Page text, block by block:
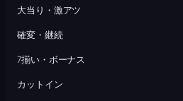
大当り・激アツ
確変・継続
7揃い・ボーナス
カットイン